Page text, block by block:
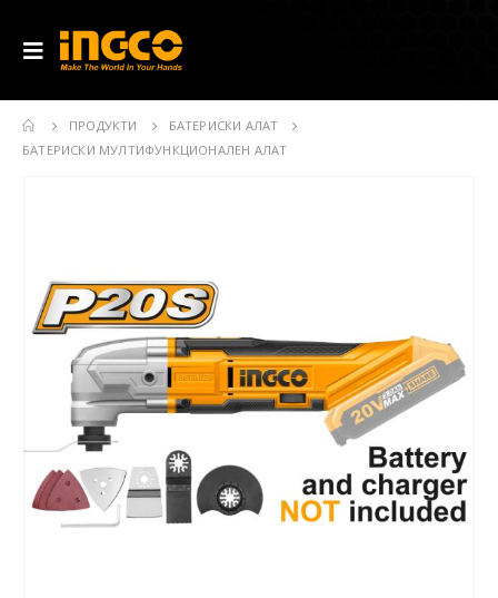
ПРОДУКТИ
БАТЕРИСКИ АЛАТ
БАТЕРИСКИ МУЛТИФУНКЦИОНАЛЕН АЛАТ